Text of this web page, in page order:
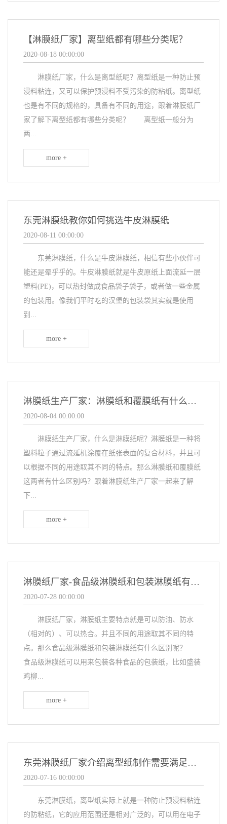
【淋膜纸厂家】离型纸都有哪些分类呢？
2020-08-18 00:00:00
淋膜纸厂家，什么是离型纸呢？离型纸是一种防止预
浸料粘连，又可以保护预浸料不受污染的防粘纸。离型纸
也是有不同的规格的，具备有不同的用途，跟着淋膜纸厂
家了解下离型纸都有哪些分类呢？ 离型纸一般分为
两...
more +
东莞淋膜纸教你如何挑选牛皮淋膜纸
2020-08-11 00:00:00
东莞淋膜纸，什么是牛皮淋膜纸，相信有些小伙伴可
能还是晕乎乎的。牛皮淋膜纸就是牛皮原纸上面流延一层
塑料(PE)，可以热封做成食品袋子袋子，或者做一些金属
的包装用。像我们平时吃的汉堡的包装袋其实就是使用
到...
more +
淋膜纸生产厂家：淋膜纸和覆膜纸有什么不一样呢？
2020-08-04 00:00:00
淋膜纸生产厂家，什么是淋膜纸呢？淋膜纸是一种将
塑料粒子通过流延机涂覆在纸张表面的复合材料，并且可
以根据不同的用途取其不同的特点。那么淋膜纸和覆膜纸
这两者有什么区别吗？跟着淋膜纸生产厂家一起来了解
下...
more +
淋膜纸厂家-食品级淋膜纸和包装淋膜纸有什么区别
2020-07-28 00:00:00
淋膜纸厂家，淋膜纸主要特点就是可以防油、防水
（相对的）、可以热合。并且不同的用途取其不同的特
点。那么食品级淋膜纸和包装淋膜纸有什么区别呢？
食品级淋膜纸可以用来包装各种食品的包装纸，比如盛装
鸡柳...
more +
东莞淋膜纸厂家介绍离型纸制作需要满足的条件
2020-07-16 00:00:00
东莞淋膜纸，离型纸实际上就是一种防止预浸料粘连
的防粘纸，它的应用范围还是相对广泛的，可以用在电子